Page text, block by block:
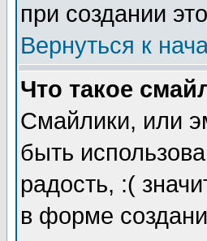
при создании
Вернуться к
Что такое
Смайлики, или
быть
радость, :(
в форме